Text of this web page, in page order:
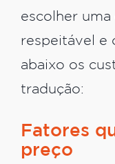
escolher
respeitável e
abaixo os
tradução:
Fatores
preço